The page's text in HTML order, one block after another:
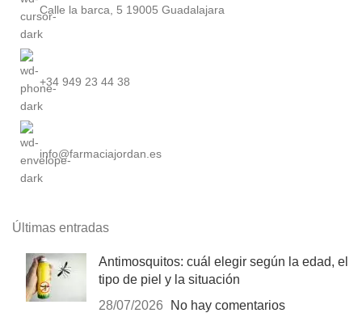
Calle la barca, 5 19005 Guadalajara
+34 949 23 44 38
info@farmaciajordan.es
Últimas entradas
Antimosquitos: cuál elegir según la edad, el
tipo de piel y la situación
28/07/2026
No hay comentarios